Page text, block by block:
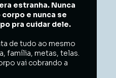
estranha. Nunca
e nunca se
pra cuidar dele.
de tudo ao mesmo
família, metas, telas.
vai cobrando a